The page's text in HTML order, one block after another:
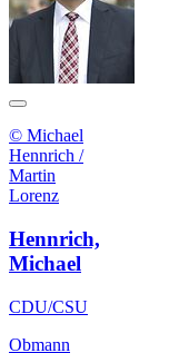
© Michael
Hennrich /
Martin
Lorenz
Hennrich,
Michael
CDU/CSU
Obmann